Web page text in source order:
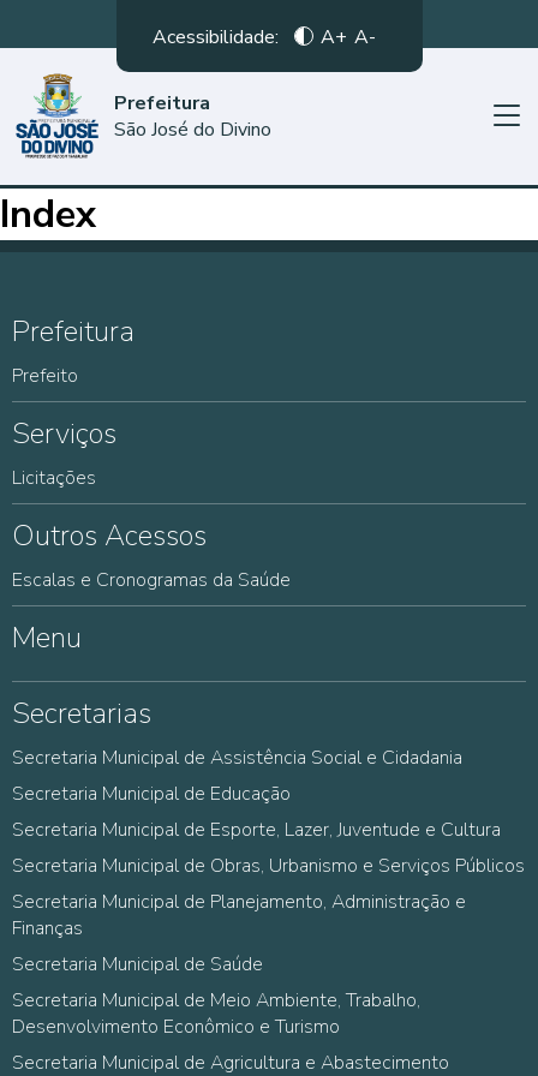
Acessibilidade: A+ A-
Prefeitura
São José do Divino
Index
Prefeitura
Prefeito
Serviços
Licitações
Outros Acessos
Escalas e Cronogramas da Saúde
Menu
Secretarias
Secretaria Municipal de Assistência Social e Cidadania
Secretaria Municipal de Educação
Secretaria Municipal de Esporte, Lazer, Juventude e Cultura
Secretaria Municipal de Obras, Urbanismo e Serviços Públicos
Secretaria Municipal de Planejamento, Administração e
Finanças
Secretaria Municipal de Saúde
Secretaria Municipal de Meio Ambiente, Trabalho,
Desenvolvimento Econômico e Turismo
Secretaria Municipal de Agricultura e Abastecimento